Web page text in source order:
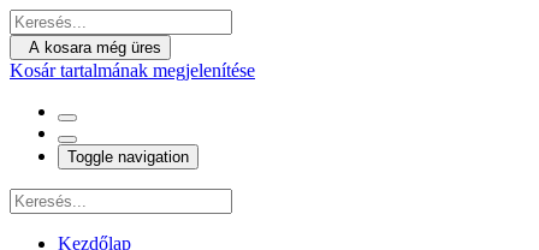
A kosara még üres
Kosár tartalmának megjelenítése
Toggle navigation
Kezdőlap